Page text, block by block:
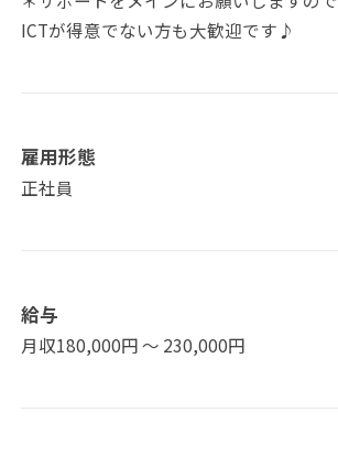
ICTが得意でない方も大歓迎です♪
雇用形態
正社員
給与
月収180,000円 〜 230,000円